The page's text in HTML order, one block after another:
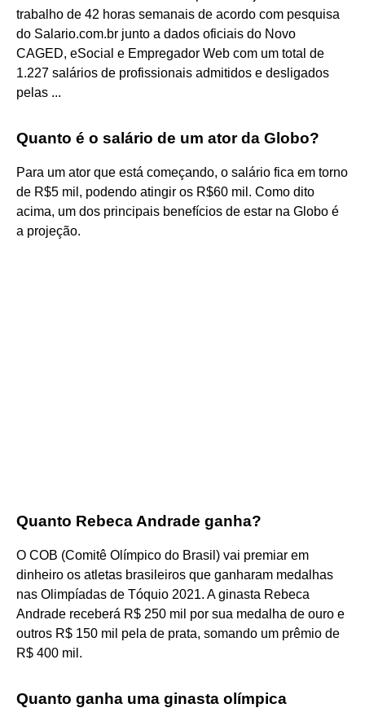
trabalho de 42 horas semanais de acordo com pesquisa
do Salario.com.br junto a dados oficiais do Novo
CAGED, eSocial e Empregador Web com um total de
1.227 salários de profissionais admitidos e desligados
pelas ...
Quanto é o salário de um ator da Globo?
Para um ator que está começando, o salário fica em torno
de R$5 mil, podendo atingir os R$60 mil. Como dito
acima, um dos principais benefícios de estar na Globo é
a projeção.
Quanto Rebeca Andrade ganha?
O COB (Comitê Olímpico do Brasil) vai premiar em
dinheiro os atletas brasileiros que ganharam medalhas
nas Olimpíadas de Tóquio 2021. A ginasta Rebeca
Andrade receberá R$ 250 mil por sua medalha de ouro e
outros R$ 150 mil pela de prata, somando um prêmio de
R$ 400 mil.
Quanto ganha uma ginasta olímpica